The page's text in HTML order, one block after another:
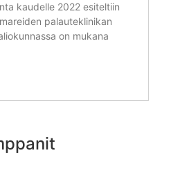
kaudelle 2022 esiteltiin
palauteklinikan
on mukana